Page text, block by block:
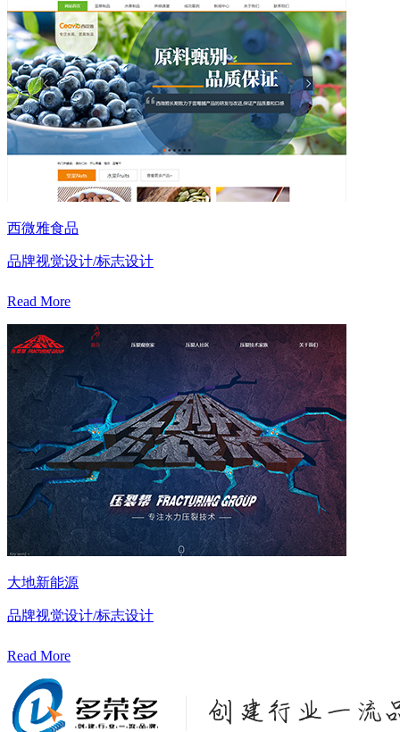
西微雅食品
品牌视觉设计/标志设计
Read More
大地新能源
品牌视觉设计/标志设计
Read More